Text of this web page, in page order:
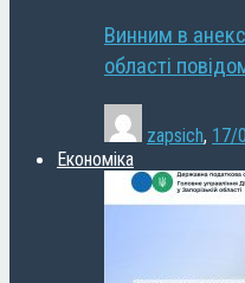
Винним в
області
zapsich, 17/
Економіка